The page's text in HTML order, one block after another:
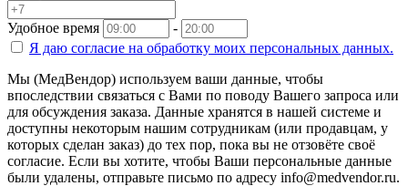
Удобное время
-
Я даю согласие на обработку моих персональных данных.
Мы (МедВендор) используем ваши данные, чтобы
впоследствии связаться с Вами по поводу Вашего запроса или
для обсуждения заказа. Данные хранятся в нашей системе и
доступны некоторым нашим сотрудникам (или продавцам, у
которых сделан заказ) до тех пор, пока вы не отзовёте своё
согласие. Если вы хотите, чтобы Ваши персональные данные
были удалены, отправьте письмо по адресу info@medvendor.ru.